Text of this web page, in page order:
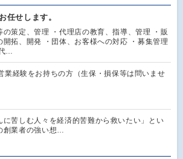
任せします。
の策定、管理 ・代理店の教育、指導、管理 ・販
開拓、開発 ・団体、お客様への対応 ・募集管理
…
業経験をお持ちの方（生保・損保等は問いませ
に苦しむ人々を経済的苦難から救いたい」とい
創業者の強い想…